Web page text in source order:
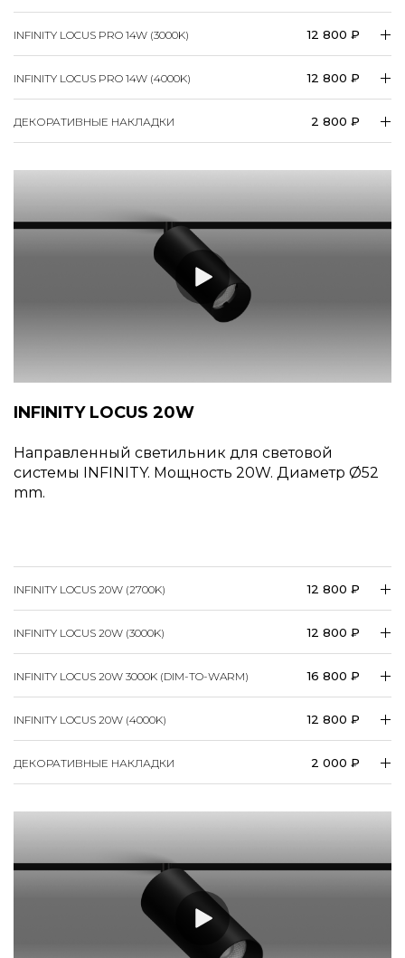
INFINITY LOCUS PRO 14W (3000K) 12 800 ₽
INFINITY LOCUS PRO 14W (4000K) 12 800 ₽
ДЕКОРАТИВНЫЕ НАКЛАДКИ 2 800 ₽
INFINITY LOCUS 20W
Направленный светильник для световой
системы INFINITY. Мощность 20W. Диаметр
52
mm.
INFINITY LOCUS 20W (2700K) 12 800 ₽
INFINITY LOCUS 20W (3000K) 12 800 ₽
INFINITY LOCUS 20W 3000K (DIM-TO-WARM) 16 800 ₽
INFINITY LOCUS 20W (4000K) 12 800 ₽
ДЕКОРАТИВНЫЕ НАКЛАДКИ 2 000 ₽